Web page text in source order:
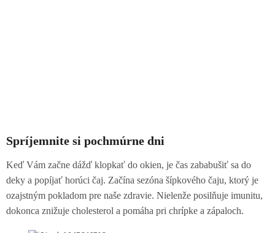
Spríjemnite si pochmúrne dni
Keď Vám začne dážď klopkať do okien, je čas zababušiť sa do
deky a popíjať horúci čaj. Začína sezóna šípkového čaju, ktorý je
ozajstným pokladom pre naše zdravie. Nielenže posilňuje imunitu,
dokonca znižuje cholesterol a pomáha pri chrípke a zápaloch.